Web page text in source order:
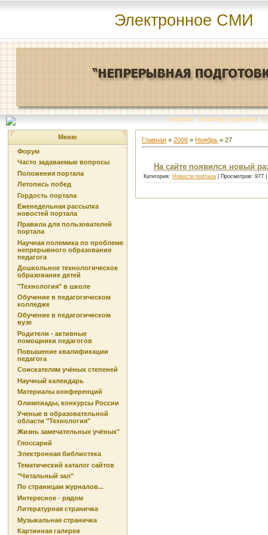
Электронное СМИ
Главная | Команда портала | О
Меню
Форум
Часто задаваемые вопросы
Положения портала
Летопись побед
Гордость портала
Еженедельная рассылка
новостей портала
Правила для пользователей
портала
Научная полемика по проблеме
непрерывного образования
педагога
Дошкольное технологическое
образование детей
"Технология" в школе
Обучение в педагогическом
колледже
Обучение в педагогическом
вузе
Родители - активные
помощники педагогов
Повышение квалификации
педагога
Соискателям учёных степеней
Научный календарь
Материалы конференций
Олимпиады, конкурсы России
Ученые в образовательной
области "Технология"
Жизнь замечательных учёных"
Глоссарий
Электронная библиотека
Тематический каталог сайтов
"Читальный зал"
По страницам журналов...
Интересное - рядом
Литературная страничка
Музыкальная страничка
Картинная галерея
Главная » 2008 » Ноябрь » 27
На сайте появился новый
Категория: Новости портала | Просмотров: 977